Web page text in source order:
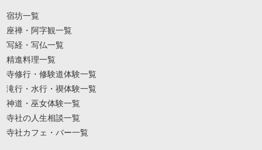
宿坊一覧
座禅・阿字観一覧
写経・写仏一覧
精進料理一覧
寺修行・修験道体験一覧
滝行・水行・禊体験一覧
神道・巫女体験一覧
寺社の人生相談一覧
寺社カフェ・バー一覧